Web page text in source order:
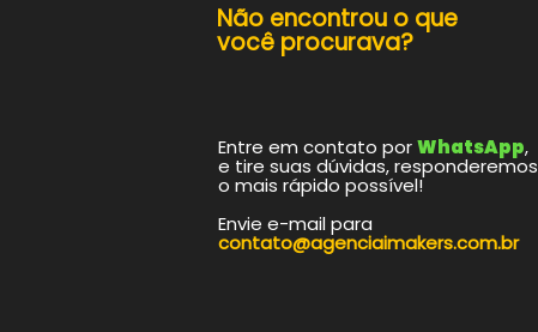
Não encontrou o que
você procurava?​
Entre em contato porWhatsApp,
e tire suas dúvidas, responderemos
o mais rápido possível!
Envie e-mail para
contato@agenciaimakers.com.br